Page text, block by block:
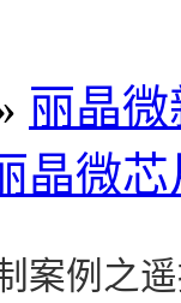
丽晶
晶微
案例之